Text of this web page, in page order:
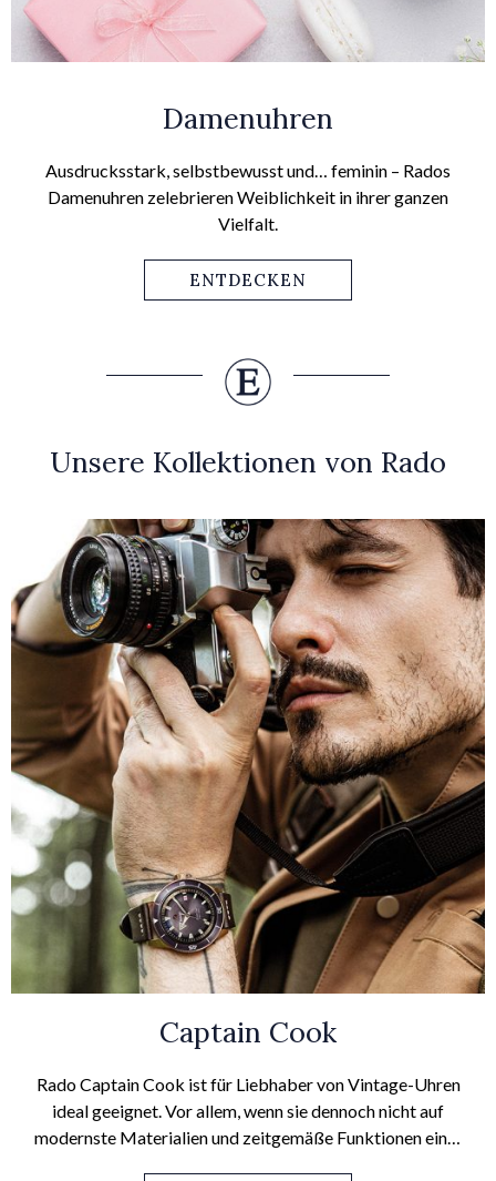
Damenuhren
Ausdrucksstark, selbstbewusst und… feminin – Rados
Damenuhren zelebrieren Weiblichkeit in ihrer ganzen
Vielfalt.
ENTDECKEN
Unsere Kollektionen von Rado
Captain Cook
Rado Captain Cook ist für Liebhaber von Vintage-Uhren
ideal geeignet. Vor allem, wenn sie dennoch nicht auf
modernste Materialien und zeitgemäße Funktionen einer